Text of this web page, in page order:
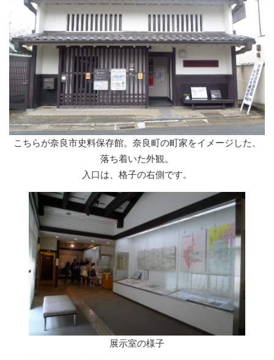
こちらが奈良市史料保存館。奈良町の町家をイメージした、
落ち着いた外観。
入口は、格子の右側です。
展示室の様子